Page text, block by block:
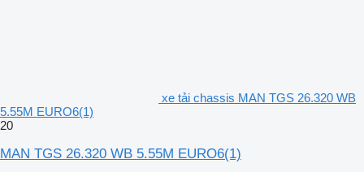
xe tải chassis MAN TGS 26.320 WB
5.55M EURO6(1)
20
MAN TGS 26.320 WB 5.55M EURO6(1)